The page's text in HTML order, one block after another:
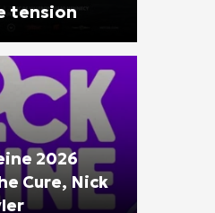
tension
2026
Cure, Nick